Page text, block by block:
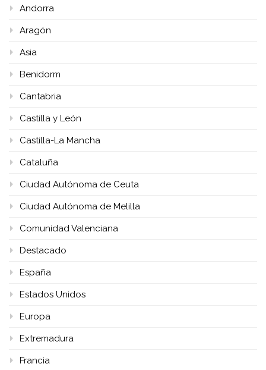
Andorra
Aragón
Asia
Benidorm
Cantabria
Castilla y León
Castilla-La Mancha
Cataluña
Ciudad Autónoma de Ceuta
Ciudad Autónoma de Melilla
Comunidad Valenciana
Destacado
España
Estados Unidos
Europa
Extremadura
Francia